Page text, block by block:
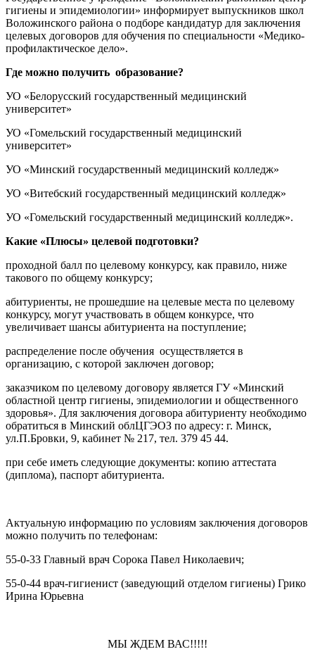
гигиены и эпидемиологии» информирует выпускников школ
Воложинского района о подборе кандидатур для заключения
целевых договоров для обучения по специальности «Медико-
профилактическое дело».
Где можно получить образование?
УО «Белорусский государственный медицинский
университет»
УО «Гомельский государственный медицинский
университет»
УО «Минский государственный медицинский колледж»
УО «Витебский государственный медицинский колледж»
УО «Гомельский государственный медицинский колледж».
Какие «Плюсы» целевой подготовки?
проходной балл по целевому конкурсу, как правило, ниже
такового по общему конкурсу;
абитуриенты, не прошедшие на целевые места по целевому
конкурсу, могут участвовать в общем конкурсе, что
увеличивает шансы абитуриента на поступление;
распределение после обучения осуществляется в
организацию, с которой заключен договор;
заказчиком по целевому договору является ГУ «Минский
областной центр гигиены, эпидемиологии и общественного
здоровья». Для заключения договора абитуриенту необходимо
обратиться в Минский облЦГЭОЗ по адресу: г. Минск,
ул.П.Бровки, 9, кабинет № 217, тел. 379 45 44.
при себе иметь следующие документы: копию аттестата
(диплома), паспорт абитуриента.
Актуальную информацию по условиям заключения договоров
можно получить по телефонам:
55-0-33 Главный врач Сорока Павел Николаевич;
55-0-44 врач-гигиенист (заведующий отделом гигиены) Грико
Ирина Юрьевна
МЫ ЖДЕМ ВАС!!!!!